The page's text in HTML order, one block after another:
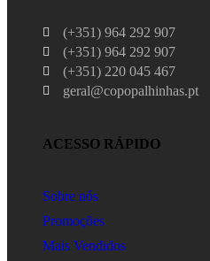
(+351) 964 292 907
(+351) 964 292 907
(+351) 220 045 467
geral@copopalhinhas.pt
ACESSO RÁPIDO
Sobre nós
Promoções
Mais Vendidos